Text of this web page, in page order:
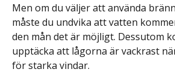
Men om du väljer att använda
måste du undvika att vatten
den mån det är möjligt. Dessutom
upptäcka att lågorna är vackrast
för starka vindar.